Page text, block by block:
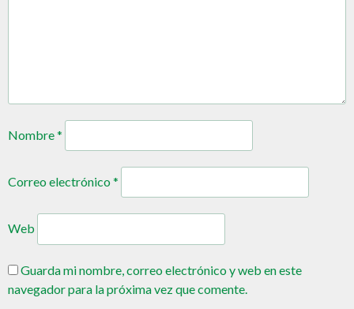
Nombre*
Correo electrónico*
Web
Guarda mi nombre, correo electrónico y web en este
navegador para la próxima vez que comente.